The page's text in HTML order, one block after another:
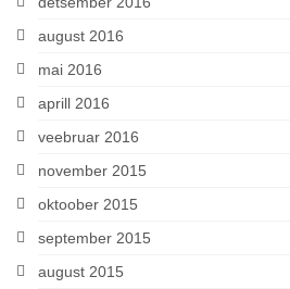
august 2016
mai 2016
aprill 2016
veebruar 2016
november 2015
oktoober 2015
september 2015
august 2015